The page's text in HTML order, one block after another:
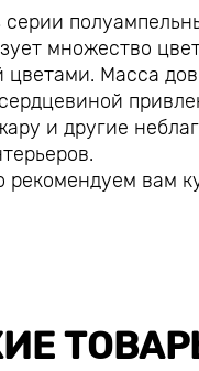
множество
цветами. Масса
и другие
вам